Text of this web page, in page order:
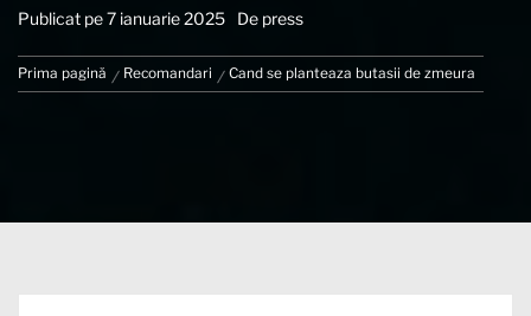
Publicat pe7 ianuarie 2025 De press
Prima pagină Recomandari Cand se planteaza butasii de zmeura